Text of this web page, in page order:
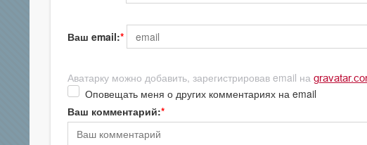
Ваш email:
Аватарку можно добавить, зарегистрировав email на
Оповещать меня о других комментариях на email
Ваш комментарий: